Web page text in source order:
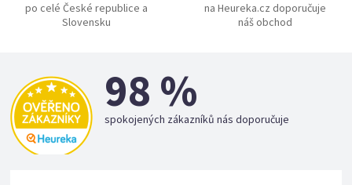
po celé České republice a
Slovensku
na Heureka.cz doporučuje
náš obchod
98 %
spokojených zákazníků nás doporučuje